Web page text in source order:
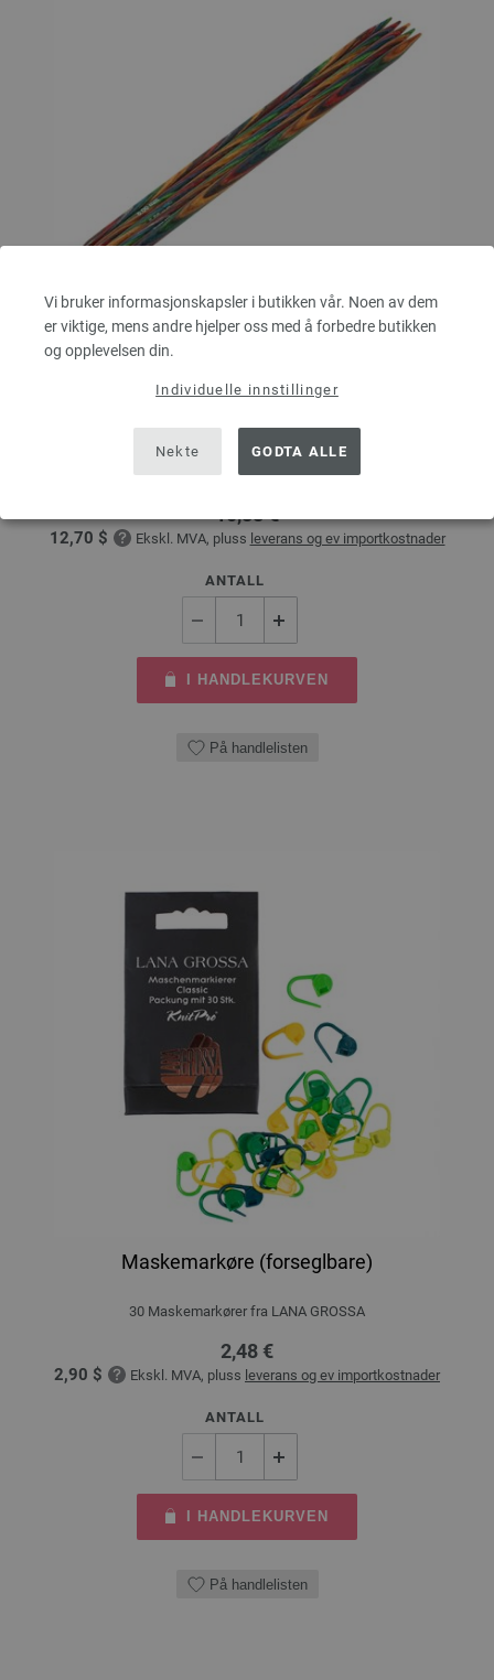
Vi bruker informasjonskapsler i butikken vår. Noen av dem
er viktige, mens andre hjelper oss med å forbedre butikken
og opplevelsen din.
Individuelle innstillinger
Nekte GODTA ALLE
Ermepinner/Settpinner Design-tre: Multicolor St.
6,0/20cm
LANA GROSSA Ermepinner/Settpinner Design-tre: Multicolor St. 6,0/20cm
tykkelse 6,0 mm; lengde ca. 20 cm
10,88 €
12,70 $ Ekskl. MVA, pluss leverans og ev importkostnader
ANTALL
I HANDLEKURVEN
På handlelisten
Maskemarkøre (forseglbare)
30 Maskemarkører fra LANA GROSSA
2,48 €
2,90 $ Ekskl. MVA, pluss leverans og ev importkostnader
ANTALL
I HANDLEKURVEN
På handlelisten